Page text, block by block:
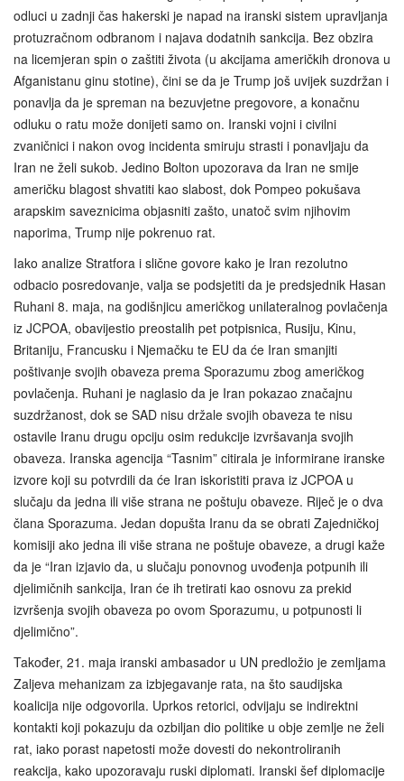
odluci u zadnji čas hakerski je napad na iranski sistem upravljanja
protuzračnom odbranom i najava dodatnih sankcija. Bez obzira
na licemjeran spin o zaštiti života (u akcijama američkih dronova u
Afganistanu ginu stotine), čini se da je Trump još uvijek suzdržan i
ponavlja da je spreman na bezuvjetne pregovore, a konačnu
odluku o ratu može donijeti samo on. Iranski vojni i civilni
zvaničnici i nakon ovog incidenta smiruju strasti i ponavljaju da
Iran ne želi sukob. Jedino Bolton upozorava da Iran ne smije
američku blagost shvatiti kao slabost, dok Pompeo pokušava
arapskim saveznicima objasniti zašto, unatoč svim njihovim
naporima, Trump nije pokrenuo rat.
Iako analize Stratfora i slične govore kako je Iran rezolutno
odbacio posredovanje, valja se podsjetiti da je predsjednik Hasan
Ruhani 8. maja, na godišnjicu američkog unilateralnog povlačenja
iz JCPOA, obavijestio preostalih pet potpisnica, Rusiju, Kinu,
Britaniju, Francusku i Njemačku te EU da će Iran smanjiti
poštivanje svojih obaveza prema Sporazumu zbog američkog
povlačenja. Ruhani je naglasio da je Iran pokazao značajnu
suzdržanost, dok se SAD nisu držale svojih obaveza te nisu
ostavile Iranu drugu opciju osim redukcije izvršavanja svojih
obaveza. Iranska agencija “Tasnim” citirala je informirane iranske
izvore koji su potvrdili da će Iran iskoristiti prava iz JCPOA u
slučaju da jedna ili više strana ne poštuju obaveze. Riječ je o dva
člana Sporazuma. Jedan dopušta Iranu da se obrati Zajedničkoj
komisiji ako jedna ili više strana ne poštuje obaveze, a drugi kaže
da je “Iran izjavio da, u slučaju ponovnog uvođenja potpunih ili
djelimičnih sankcija, Iran će ih tretirati kao osnovu za prekid
izvršenja svojih obaveza po ovom Sporazumu, u potpunosti li
djelimično”.
Također, 21. maja iranski ambasador u UN predložio je zemljama
Zaljeva mehanizam za izbjegavanje rata, na što saudijska
koalicija nije odgovorila. Uprkos retorici, odvijaju se indirektni
kontakti koji pokazuju da ozbiljan dio politike u obje zemlje ne želi
rat, iako porast napetosti može dovesti do nekontroliranih
reakcija, kako upozoravaju ruski diplomati. Iranski šef diplomacije